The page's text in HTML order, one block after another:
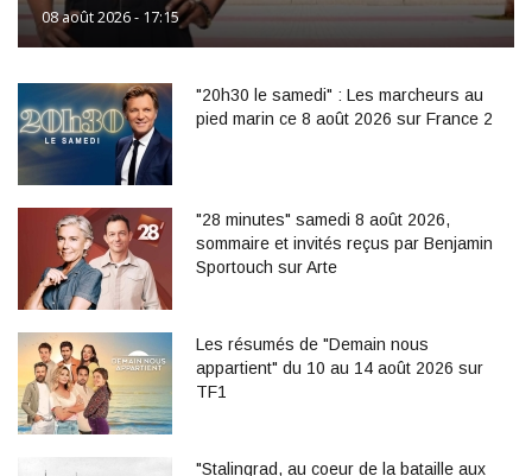
08 août 2026 - 17:15
"20h30 le samedi" : Les marcheurs au
pied marin ce 8 août 2026 sur France 2
"28 minutes" samedi 8 août 2026,
sommaire et invités reçus par Benjamin
Sportouch sur Arte
Les résumés de "Demain nous
appartient" du 10 au 14 août 2026 sur
TF1
"Stalingrad, au coeur de la bataille aux